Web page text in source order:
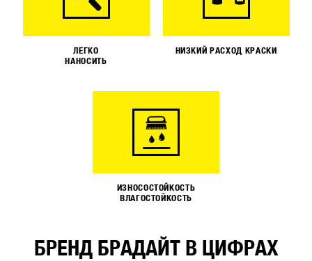
ЛЕГКО
НАНОСИТЬ
НИЗКИЙ РАСХОД КРАСКИ
ИЗНОСОСТОЙКОСТЬ
ВЛАГОСТОЙКОСТЬ
БРЕНД БРАДАЙТ В ЦИФРАХ